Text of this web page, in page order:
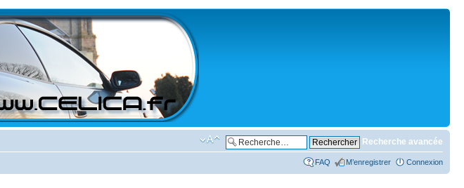
Recherche avancée
FAQ M’enregistrer Connexion